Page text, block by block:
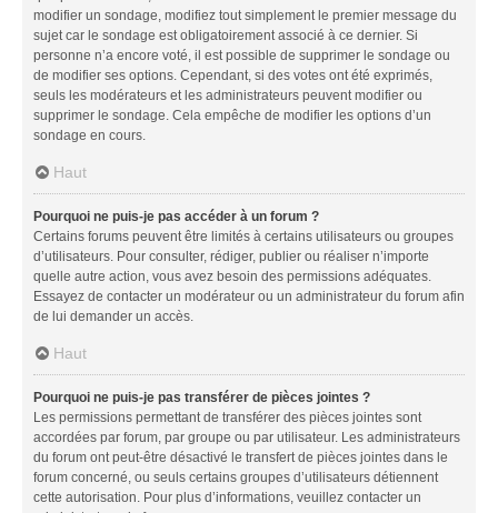
modifier un sondage, modifiez tout simplement le premier message du
sujet car le sondage est obligatoirement associé à ce dernier. Si
personne n’a encore voté, il est possible de supprimer le sondage ou
de modifier ses options. Cependant, si des votes ont été exprimés,
seuls les modérateurs et les administrateurs peuvent modifier ou
supprimer le sondage. Cela empêche de modifier les options d’un
sondage en cours.
Haut
Pourquoi ne puis-je pas accéder à un forum ?
Certains forums peuvent être limités à certains utilisateurs ou groupes
d’utilisateurs. Pour consulter, rédiger, publier ou réaliser n’importe
quelle autre action, vous avez besoin des permissions adéquates.
Essayez de contacter un modérateur ou un administrateur du forum afin
de lui demander un accès.
Haut
Pourquoi ne puis-je pas transférer de pièces jointes ?
Les permissions permettant de transférer des pièces jointes sont
accordées par forum, par groupe ou par utilisateur. Les administrateurs
du forum ont peut-être désactivé le transfert de pièces jointes dans le
forum concerné, ou seuls certains groupes d’utilisateurs détiennent
cette autorisation. Pour plus d’informations, veuillez contacter un